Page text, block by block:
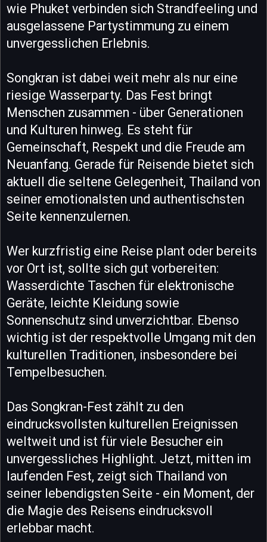
wie Phuket verbinden sich Strandfeeling und
ausgelassene Partystimmung zu einem
unvergesslichen Erlebnis.
Songkran ist dabei weit mehr als nur eine
riesige Wasserparty. Das Fest bringt
Menschen zusammen - über Generationen
und Kulturen hinweg. Es steht für
Gemeinschaft, Respekt und die Freude am
Neuanfang. Gerade für Reisende bietet sich
aktuell die seltene Gelegenheit, Thailand von
seiner emotionalsten und authentischsten
Seite kennenzulernen.
Wer kurzfristig eine Reise plant oder bereits
vor Ort ist, sollte sich gut vorbereiten:
Wasserdichte Taschen für elektronische
Geräte, leichte Kleidung sowie
Sonnenschutz sind unverzichtbar. Ebenso
wichtig ist der respektvolle Umgang mit den
kulturellen Traditionen, insbesondere bei
Tempelbesuchen.
Das Songkran-Fest zählt zu den
eindrucksvollsten kulturellen Ereignissen
weltweit und ist für viele Besucher ein
unvergessliches Highlight. Jetzt, mitten im
laufenden Fest, zeigt sich Thailand von
seiner lebendigsten Seite - ein Moment, der
die Magie des Reisens eindrucksvoll
erlebbar macht.